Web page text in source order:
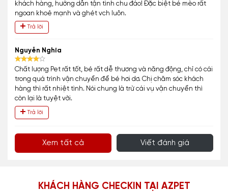
khách hàng, hướng dẫn tận tình chu đáo! Đặc biệt bé mèo rất
ngoan khoẻ mạnh và ghét vch luôn.
Trả lời
Nguyễn Nghĩa
Chất lượng Pet rất tốt, bé rất dễ thương và năng động, chỉ có cái
trong quá trình vận chuyển để bé hơi dơ. Chị chăm sóc khách
hàng thì rất nhiệt tình. Nói chung là trừ cái vụ vận chuyển thì
còn lại là tuyệt vời.
Trả lời
Xem tất cả Viết đánh giá
KHÁCH HÀNG CHECKIN TẠI AZPET